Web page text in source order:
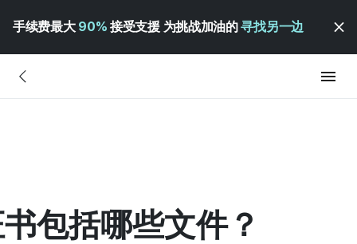
手续费最大 90% 接受支援 为挑战加油的寻找另一边
包括哪些文件？